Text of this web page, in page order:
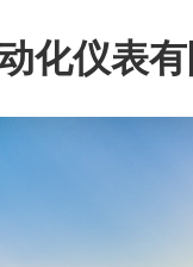
化仪表